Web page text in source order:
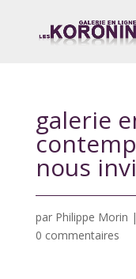
galerie
nous
par Philippe Morin |
0 commentaires